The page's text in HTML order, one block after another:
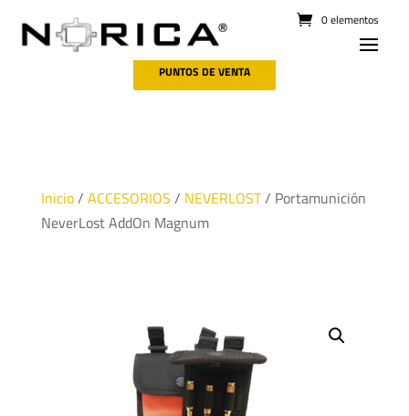
0 elementos
PUNTOS DE VENTA
Inicio/ ACCESORIOS / NEVERLOST/ Portamunición
NeverLost AddOn Magnum